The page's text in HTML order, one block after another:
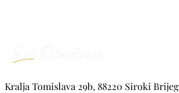
Kralja Tomislava 29b, 88220 Siroki Brijeg